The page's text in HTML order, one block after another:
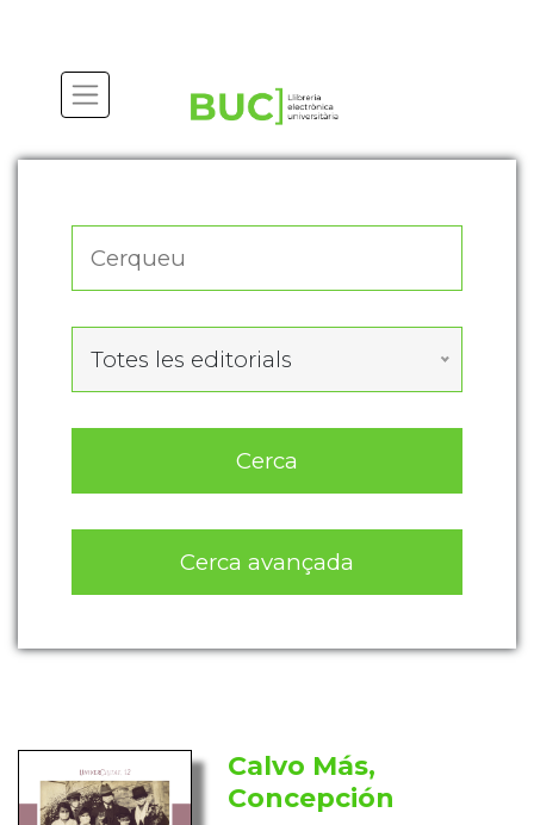
Totes les editorials
Cerca
Cerca avançada
Calvo Más,
Concepción